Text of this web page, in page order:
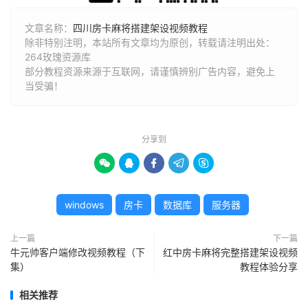
文章名称： 四川房卡麻将搭建架设视频教程
除非特别注明，本站所有文章均为原创，转载请注明出处：
264玫瑰资源库
部分教程资源来源于互联网，请谨慎辨别广告内容，避免上
当受骗！
分享到
    
windows 房卡 数据库 服务器
上一篇
牛元帅客户端修改视频教程（下
集）
下一篇
红中房卡麻将完整搭建架设视频
教程体验分享
相关推荐